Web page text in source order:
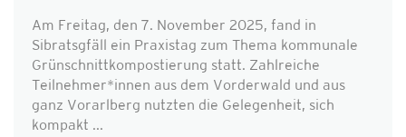
Am Freitag, den 7. November 2025, fand in
Sibratsgfäll ein Praxistag zum Thema kommunale
Grünschnittkompostierung statt. Zahlreiche
Teilnehmer*innen aus dem Vorderwald und aus
ganz Vorarlberg nutzten die Gelegenheit, sich
kompakt ...